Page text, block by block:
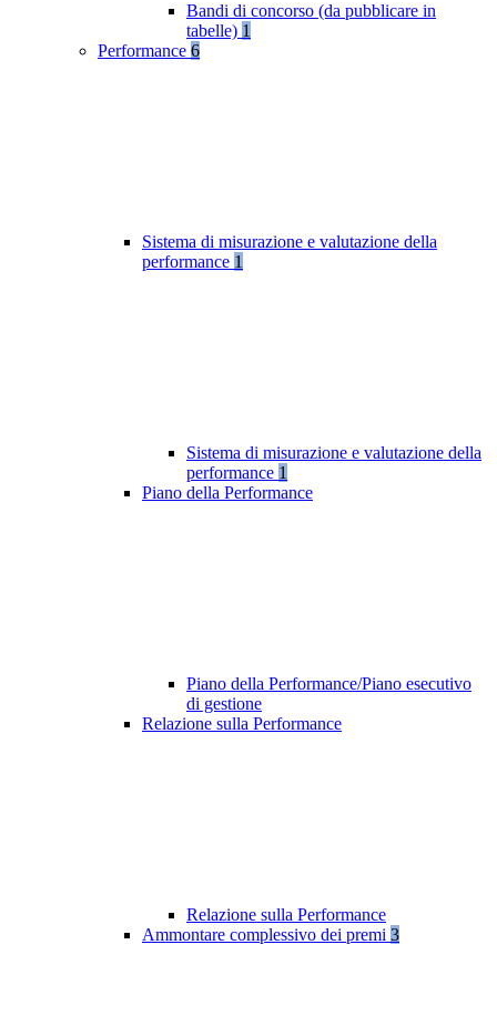
Bandi di concorso (da pubblicare in
tabelle) 1
Performance 6
Sistema di misurazione e valutazione della
performance 1
Sistema di misurazione e valutazione della
performance 1
Piano della Performance
Piano della Performance/Piano esecutivo
di gestione
Relazione sulla Performance
Relazione sulla Performance
Ammontare complessivo dei premi 3